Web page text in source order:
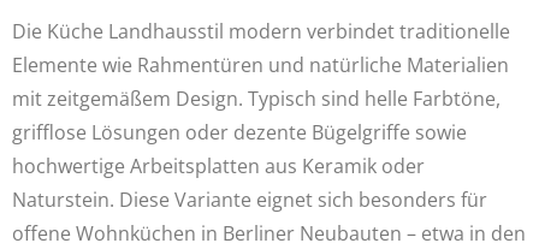
Die Küche Landhausstil modern verbindet traditionelle
Elemente wie Rahmentüren und natürliche Materialien
mit zeitgemäßem Design. Typisch sind helle Farbtöne,
grifflose Lösungen oder dezente Bügelgriffe sowie
hochwertige Arbeitsplatten aus Keramik oder
Naturstein. Diese Variante eignet sich besonders für
offene Wohnküchen in Berliner Neubauten – etwa in den